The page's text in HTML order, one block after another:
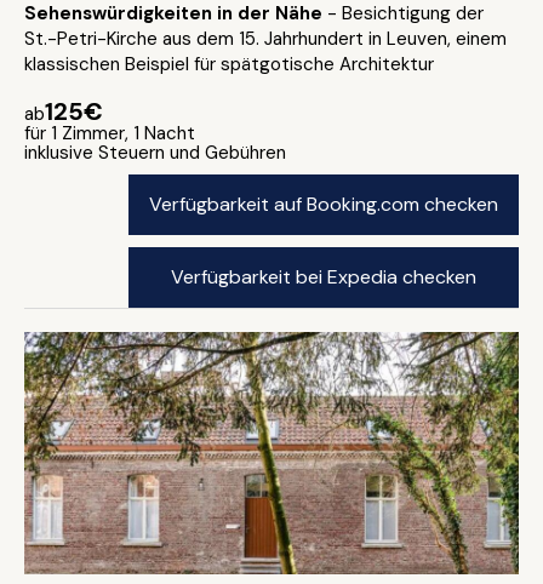
Sehenswürdigkeiten in der Nähe - Besichtigung der
St.-Petri-Kirche aus dem 15. Jahrhundert in Leuven, einem
klassischen Beispiel für spätgotische Architektur
ab125€
für 1 Zimmer, 1 Nacht
inklusive Steuern und Gebühren
Verfügbarkeit auf Booking.com checken
Verfügbarkeit bei Expedia checken